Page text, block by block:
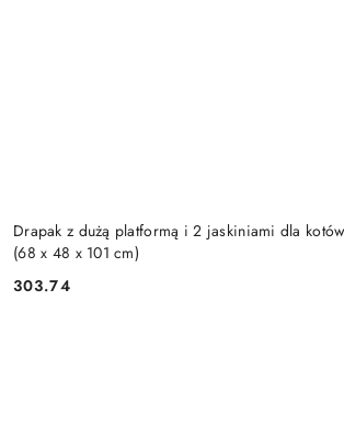
Drapak z dużą platformą i 2 jaskiniami dla
(68 x 48 x 101 cm)
Cena:
303.74